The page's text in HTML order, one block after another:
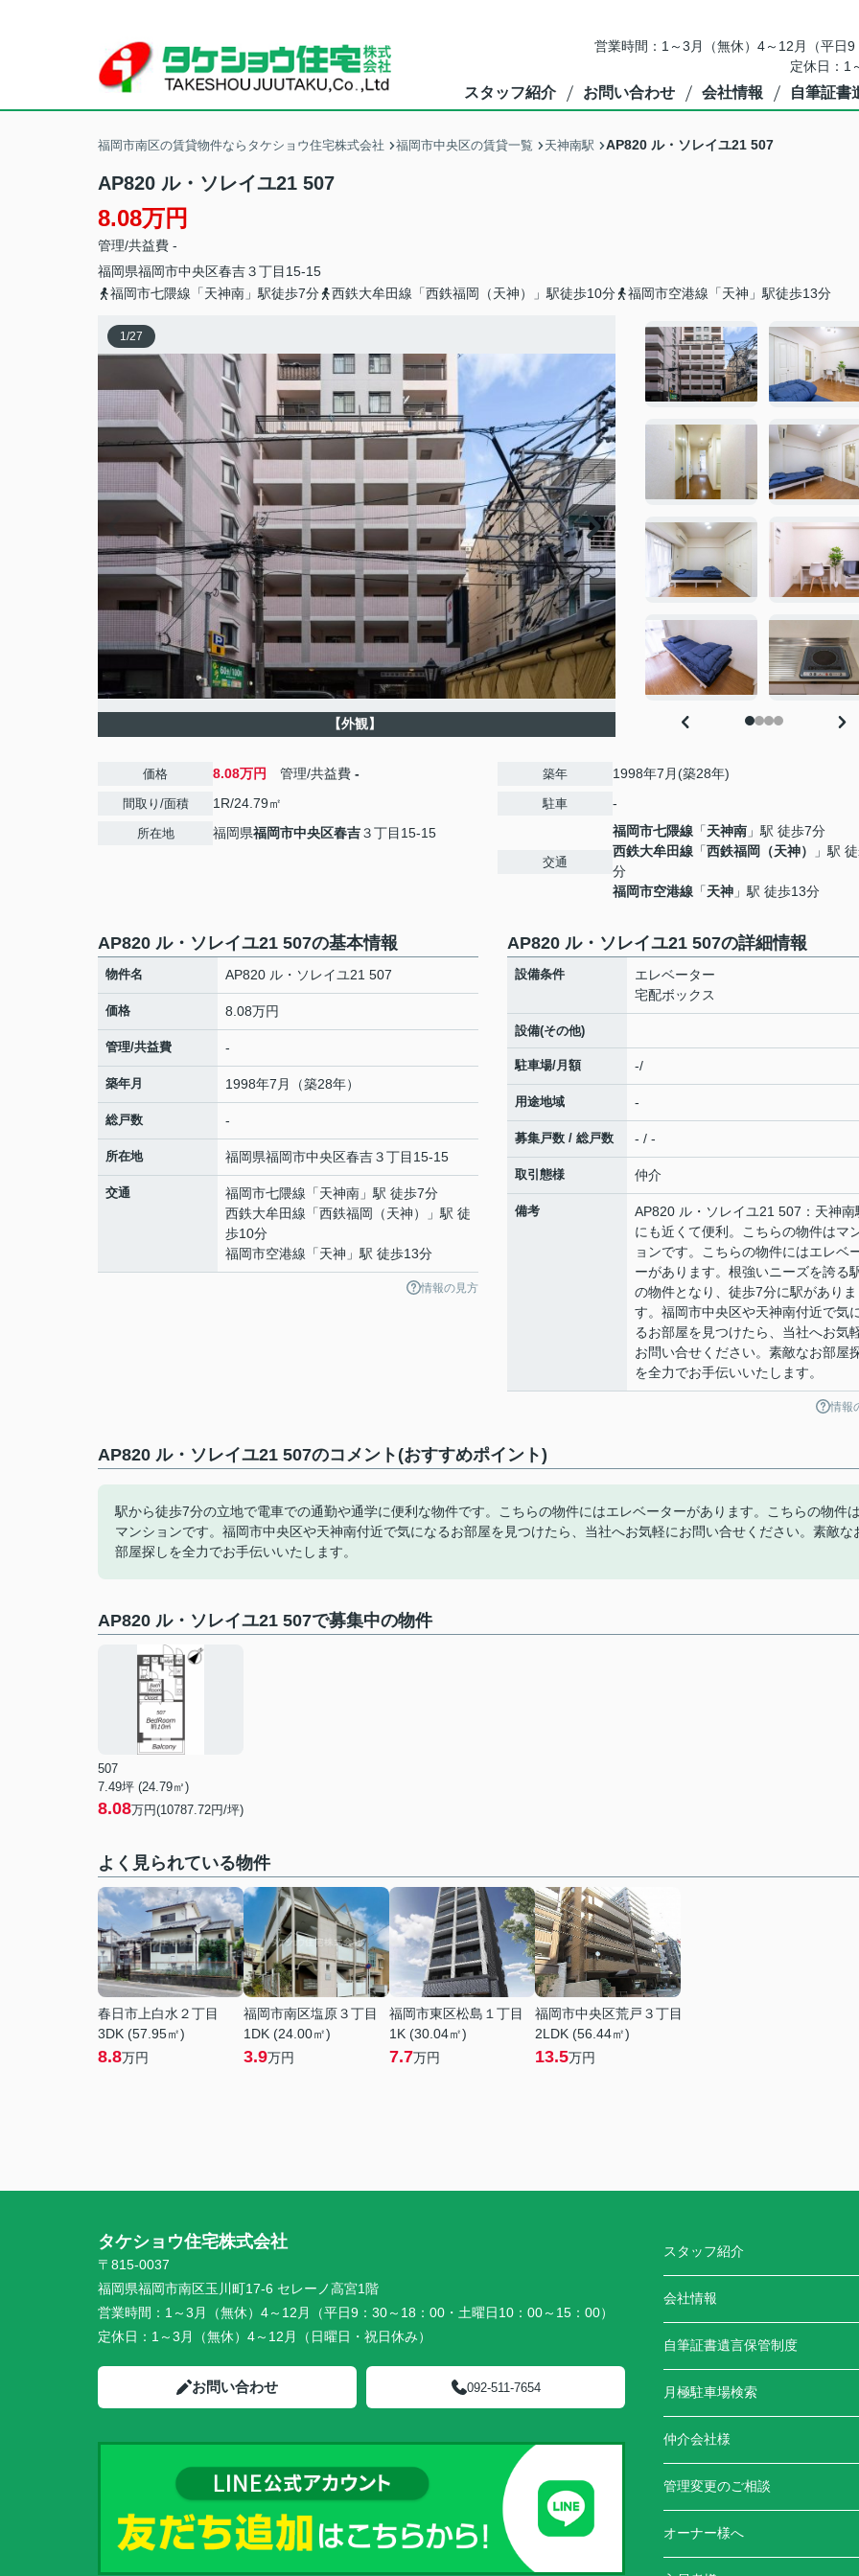
営業時間：1～3月（無休）4～12月（平
定休日：1
スタッフ紹介 お問い合わせ 会社情報 自筆証書
福岡市南区の賃貸物件ならタケショウ住宅株式会社 福岡市中央区の賃貸一覧 天神南駅 AP820 ル・ソレイユ21 507
AP820 ル・ソレイユ21 507
8.08万円
管理/共益費 -
福岡県福岡市中央区春吉３丁目15-15
福岡市七隈線「天神南」駅徒歩7分
西鉄大牟田線「西鉄福岡（天神）」駅徒歩10分 福岡市空港線「天神」駅徒歩13分
1/27
【外観】
価格 8.08万円 管理/共益費 -
間取り/面積 1R/24.79㎡
所在地 福岡県福岡市中央区春吉３丁目15-15
築年 1998年7月(築28年)
駐車 -
交通
福岡市七隈線 「天神南 」駅 徒歩7分
西鉄大牟田線 「西鉄福岡（天神）
」駅
分
福岡市空港線 「天神 」駅 徒歩13分
AP820 ル・ソレイユ21 507の基本情報
物件名 AP820 ル・ソレイユ21 507
価格 8.08万円
管理/共益費 -
築年月 1998年7月（築28年）
総戸数 -
所在地 福岡県福岡市中央区春吉３丁目15-15
交通 福岡市七隈線 「天神南 」駅 徒歩7分
西鉄大牟田線 「西鉄福岡（天神）
」駅 徒
歩10分
福岡市空港線 「天神 」駅 徒歩13分
情報の見方
AP820 ル・ソレイユ21 507の詳細情報
設備条件
エレベーター
宅配ボックス
設備(その他)
駐車場/月額 -/
用途地域 -
募集戸数 / 総戸数 - / -
取引態様 仲介
備考
AP820 ル・ソレイユ21 507：天神南
にも近くて便利。こちらの物件はマ
ョンです。こちらの物件にはエレベ
ーがあります。根強いニーズを誇る
の物件となり、徒歩7分に駅がありま
す。福岡市中央区や天神南付近で気
るお部屋を見つけたら、当社へお気
お問い合せください。素敵なお部屋
を全力でお手伝いいたします。
情報
AP820 ル・ソレイユ21 507のコメント(おすすめポイント)
駅から徒歩7分の立地で電車での通勤や通学に便利な物件です。こちらの物件にはエレベーターがあります。こちらの物件は
マンションです。福岡市中央区や天神南付近で気になるお部屋を見つけたら、当社へお気軽にお問い合せください。素敵な
部屋探しを全力でお手伝いいたします。
AP820 ル・ソレイユ21 507で募集中の物件
507
7.49坪 (24.79㎡)
8.08万円(10787.72円/坪)
よく見られている物件
春日市上白水２丁目
3DK (57.95㎡)
8.8万円
福岡市南区塩原３丁目
1DK (24.00㎡)
3.9万円
福岡市東区松島１丁目
1K (30.04㎡)
7.7万円
福岡市中央区荒戸３丁目
2LDK (56.44㎡)
13.5万円
タケショウ住宅株式会社
〒815-0037
福岡県福岡市南区玉川町17-6 セレーノ高宮1階
営業時間： 1～3月（無休）4～12月（平日9：30～18：00・土曜日10：00～15：00）
定休日： 1～3月（無休）4～12月（日曜日・祝日休み）
お問い合わせ 092-511-7654
スタッフ紹介
会社情報
自筆証書遺言保管制度
月極駐車場検索
仲介会社様
管理変更のご相談
オーナー様へ